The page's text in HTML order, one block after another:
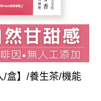
/盒】/養生茶/機能